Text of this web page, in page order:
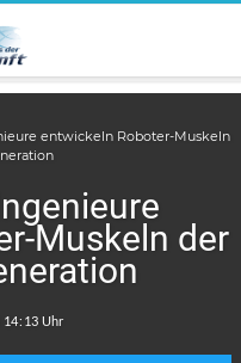
entwickeln Roboter-Muskeln
Muskeln der
: